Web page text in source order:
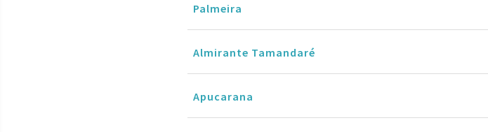
Palmeira
Almirante Tamandaré
Apucarana